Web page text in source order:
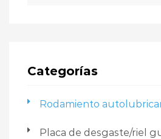
Categorías
Rodamiento
Placa de desgaste/riel